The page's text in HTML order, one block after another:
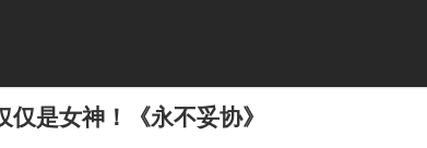
仅是女神！《永不妥协》